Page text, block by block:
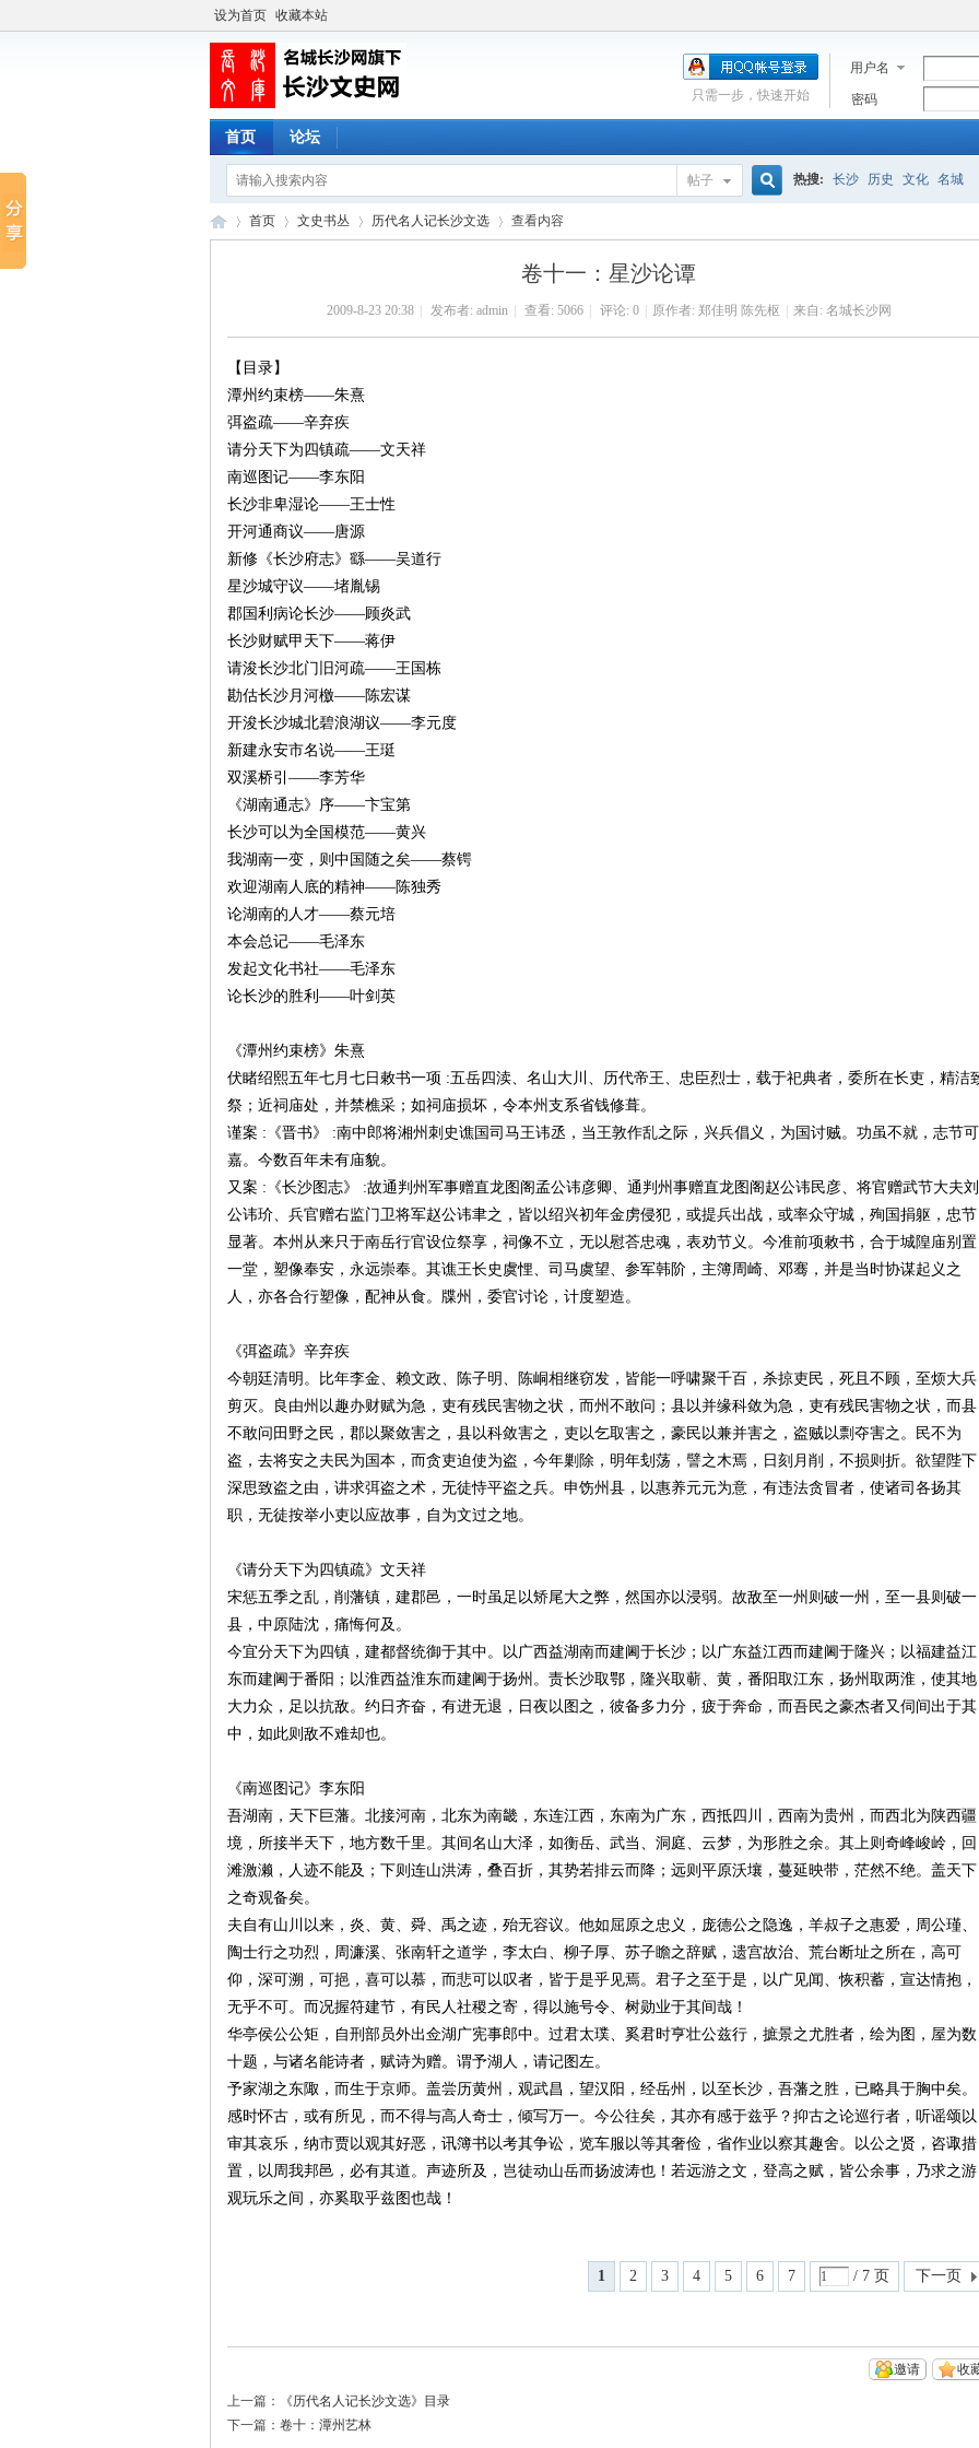
设为首页 收藏本站
用户名
密码
只需一步，快速开始
首页 论坛
帖子
索
热搜: 长沙 历史 文化 名城
首页 文史书丛
›
历代名人记长沙文选
›
查看内容
卷十一：星沙论谭
2009-8-23 20:38 发布者: admin 查看: 5066 评论: 0 原作者: 郑佳明 陈先枢 来自: 名城长沙网
【目录】
潭州约束榜——朱熹
弭盗疏——辛弃疾
请分天下为四镇疏——文天祥
南巡图记——李东阳
长沙非卑湿论——王士性
开河通商议——唐源
新修《长沙府志》繇——吴道行
星沙城守议——堵胤锡
郡国利病论长沙——顾炎武
长沙财赋甲天下——蒋伊
请浚长沙北门旧河疏——王国栋
勘估长沙月河檄——陈宏谋
开浚长沙城北碧浪湖议——李元度
新建永安市名说——王珽
双溪桥引——李芳华
《湖南通志》序——卞宝第
长沙可以为全国模范——黄兴
我湖南一变，则中国随之矣——蔡锷
欢迎湖南人底的精神——陈独秀
论湖南的人才——蔡元培
本会总记——毛泽东
发起文化书社——毛泽东
论长沙的胜利——叶剑英
《潭州约束榜》朱熹
伏睹绍熙五年七月七日敕书一项 :五岳四渎、名山大川、历代帝王、忠臣烈士，载于祀典者，委所在长吏，精洁
祭；近祠庙处，并禁樵采；如祠庙损坏，令本州支系省钱修葺。
谨案 :《晋书》 :南中郎将湘州刺史谯国司马王讳丞，当王敦作乱之际，兴兵倡义，为国讨贼。功虽不就，志节可
嘉。今数百年未有庙貌。
又案 :《长沙图志》 :故通判州军事赠直龙图阁孟公讳彦卿、通判州事赠直龙图阁赵公讳民彦、将官赠武节大夫刘
公讳玠、兵官赠右监门卫将军赵公讳聿之，皆以绍兴初年金虏侵犯，或提兵出战，或率众守城，殉国捐躯，忠节
显著。本州从来只于南岳行官设位祭享，祠像不立，无以慰荅忠魂，表劝节义。今准前项敕书，合于城隍庙别置
一堂，塑像奉安，永远崇奉。其谯王长史虞悝、司马虞望、参军韩阶，主簿周崎、邓骞，并是当时协谋起义之
人，亦各合行塑像，配神从食。牒州，委官讨论，计度塑造。
《弭盗疏》辛弃疾
今朝廷清明。比年李金、赖文政、陈子明、陈峒相继窃发，皆能一呼啸聚千百，杀掠吏民，死且不顾，至烦大兵
剪灭。良由州以趣办财赋为急，吏有残民害物之状，而州不敢问；县以并缘科敛为急，吏有残民害物之状，而县
不敢问田野之民，郡以聚敛害之，县以科敛害之，吏以乞取害之，豪民以兼并害之，盗贼以剽夺害之。民不为
盗，去将安之夫民为国本，而贪吏迫使为盗，今年剿除，明年刬荡，譬之木焉，日刻月削，不损则折。欲望陛下
深思致盗之由，讲求弭盗之术，无徒恃平盗之兵。申饬州县，以惠养元元为意，有违法贪冒者，使诸司各扬其
职，无徒按举小吏以应故事，自为文过之地。
《请分天下为四镇疏》文天祥
宋惩五季之乱，削藩镇，建郡邑，一时虽足以矫尾大之弊，然国亦以浸弱。故敌至一州则破一州，至一县则破一
县，中原陆沈，痛悔何及。
今宜分天下为四镇，建都督统御于其中。以广西益湖南而建阃于长沙；以广东益江西而建阃于隆兴；以福建益江
东而建阃于番阳；以淮西益淮东而建阃于扬州。责长沙取鄂，隆兴取蕲、黄，番阳取江东，扬州取两淮，使其地
大力众，足以抗敌。约日齐奋，有进无退，日夜以图之，彼备多力分，疲于奔命，而吾民之豪杰者又伺间出于其
中，如此则敌不难却也。
《南巡图记》李东阳
吾湖南，天下巨藩。北接河南，北东为南畿，东连江西，东南为广东，西抵四川，西南为贵州，而西北为陕西疆
境，所接半天下，地方数千里。其间名山大泽，如衡岳、武当、洞庭、云梦，为形胜之余。其上则奇峰峻岭，回
滩激濑，人迹不能及；下则连山洪涛，叠百折，其势若排云而降；远则平原沃壤，蔓延映带，茫然不绝。盖天下
之奇观备矣。
夫自有山川以来，炎、黄、舜、禹之迹，殆无容议。他如屈原之忠义，庞德公之隐逸，羊叔子之惠爱，周公瑾、
陶士行之功烈，周濂溪、张南轩之道学，李太白、柳子厚、苏子瞻之辞赋，遗宫故治、荒台断址之所在，高可
仰，深可溯，可挹，喜可以慕，而悲可以叹者，皆于是乎见焉。君子之至于是，以广见闻、恢积蓄，宣达情抱，
无乎不可。而况握符建节，有民人社稷之寄，得以施号令、树勋业于其间哉！
华亭侯公公矩，自刑部员外出佥湖广宪事郎中。过君太璞、奚君时亨壮公兹行，摭景之尤胜者，绘为图，屋为数
十题，与诸名能诗者，赋诗为赠。谓予湖人，请记图左。
予家湖之东陬，而生于京师。盖尝历黄州，观武昌，望汉阳，经岳州，以至长沙，吾藩之胜，已略具于胸中矣。
感时怀古，或有所见，而不得与高人奇士，倾写万一。今公往矣，其亦有感于兹乎？抑古之论巡行者，听谣颂以
审其哀乐，纳市贾以观其好恶，讯簿书以考其争讼，览车服以等其奢俭，省作业以察其趣舍。以公之贤，咨诹措
置，以周我邦邑，必有其道。声迹所及，岂徒动山岳而扬波涛也！若远游之文，登高之赋，皆公余事，乃求之游
观玩乐之间，亦奚取乎兹图也哉！
1 2 3 4 5 6 7 / 7 页 下一页
收
邀请
上一篇：
《历代名人记长沙文选》目录
下一篇： 卷十：潭州艺林